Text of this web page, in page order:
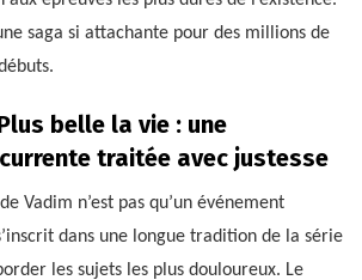
saga si attachante pour des millions de
belle la vie : une
traitée avec justesse
Vadim n’est pas qu’un événement
dans une longue tradition de la série
les sujets les plus douloureux. Le